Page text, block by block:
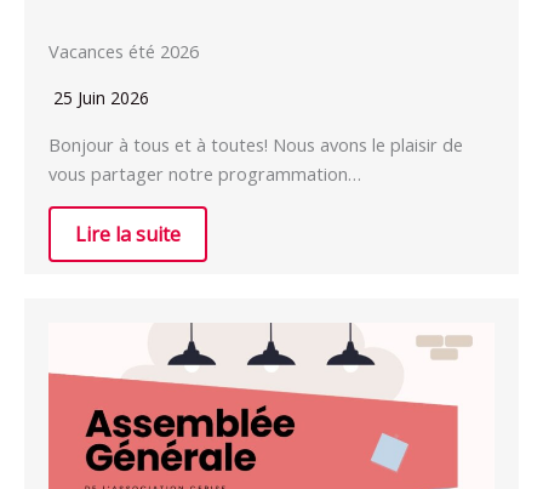
Vacances été 2026
25 Juin 2026
Bonjour à tous et à toutes! Nous avons le plaisir de
vous partager notre programmation…
Lire la suite